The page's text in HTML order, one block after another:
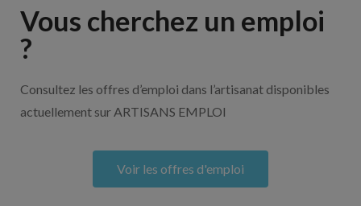
Vous cherchez un emploi
?
Consultez les offres d’emploi dans l’artisanat disponibles
actuellement sur ARTISANS EMPLOI
Voir les offres d'emploi